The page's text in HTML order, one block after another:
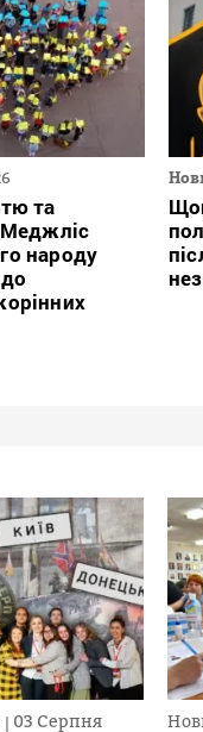
та
Меджліс
народу
03 Серпня